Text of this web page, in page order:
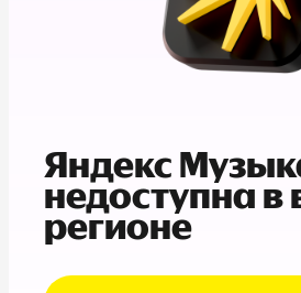
Яндекс
недоступна
регионе